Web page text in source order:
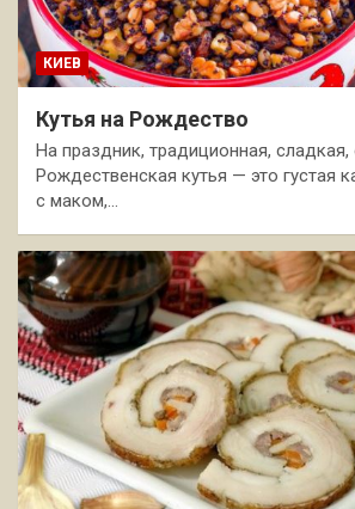
КИЕВ
Кутья на Рождество
На праздник, традиционная, сладкая,
Рождественская кутья — это густая
с маком,…